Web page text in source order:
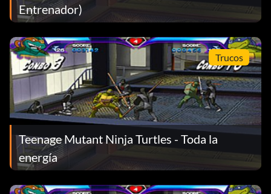
Entrenador)
Trucos
Teenage Mutant Ninja Turtles - Toda la
energía